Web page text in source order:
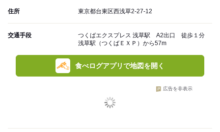
住所 東京都台東区西浅草2-27-12
交通手段
つくばエクスプレス 浅草駅 A2出口 徒歩１分
浅草駅（つくばＥＸＰ）から57m
食べログアプリで地図を開く
広告を非表示